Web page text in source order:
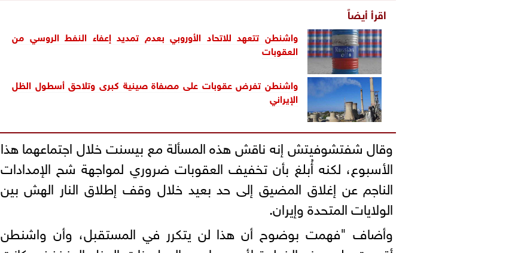
اقرأ أيضاً
واشنطن تتعهد للاتحاد الأوروبي بعدم تمديد إعفاء النفط الروسي من
العقوبات
واشنطن تفرض عقوبات على مصفاة صينية كبرى وتلاحق أسطول الظل
الإيراني
وقال ⁠شفتشوفيتش ⁠إنه ناقش هذه المسألة مع بيسنت خلال اجتماعهما هذا
الأسبوع، لكنه أُبلغ بأن تخفيف العقوبات ضروري لمواجهة شح الإمدادات
الناجم عن إغلاق المضيق إلى حد بعيد خلال وقف إطلاق النار الهش بين
الولايات المتحدة وإيران.
وأضاف "فهمت بوضوح أن هذا لن يتكرر في المستقبل، وأن واشنطن